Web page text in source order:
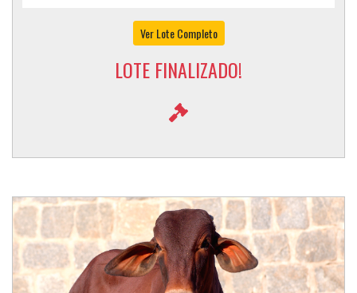
Ver Lote Completo
LOTE FINALIZADO!